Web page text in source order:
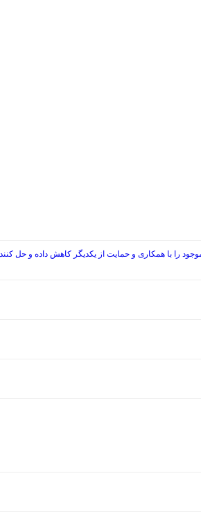
را با همکاری و حمایت از یکدیگر کاهش داده و حل کنند.